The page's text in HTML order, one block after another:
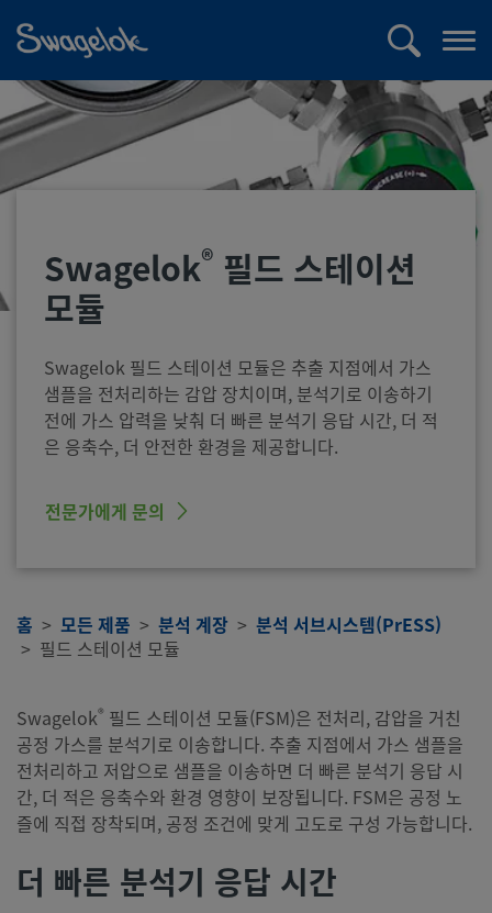
색
뉴
열
기
Swagelok® 필드 스테이션
모듈
Swagelok 필드 스테이션 모듈은 추출 지점에서 가스
샘플을 전처리하는 감압 장치이며, 분석기로 이송하기
전에 가스 압력을 낮춰 더 빠른 분석기 응답 시간, 더 적
은 응축수, 더 안전한 환경을 제공합니다.
전문가에게 문의
홈 모든 제품 분석 계장
분석 서브시스템(PrESS)
필드 스테이션 모듈
Swagelok® 필드 스테이션 모듈(FSM)은 전처리, 감압을 거친
공정 가스를 분석기로 이송합니다. 추출 지점에서 가스 샘플을
전처리하고 저압으로 샘플을 이송하면 더 빠른 분석기 응답 시
간, 더 적은 응축수와 환경 영향이 보장됩니다. FSM은 공정 노
즐에 직접 장착되며, 공정 조건에 맞게 고도로 구성 가능합니다.
더 빠른 분석기 응답 시간